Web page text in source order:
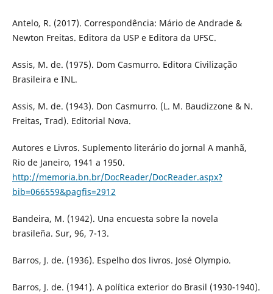
Antelo, R. (2017). Correspondência: Mário de Andrade &
Newton Freitas. Editora da USP e Editora da UFSC.
Assis, M. de. (1975). Dom Casmurro. Editora Civilização
Brasileira e INL.
Assis, M. de. (1943). Don Casmurro. (L. M. Baudizzone & N.
Freitas, Trad). Editorial Nova.
Autores e Livros. Suplemento literário do jornal A manhã,
Rio de Janeiro, 1941 a 1950.
http://memoria.bn.br/DocReader/DocReader.aspx?
bib=066559&pagfis=2912
Bandeira, M. (1942). Una encuesta sobre la novela
brasileña. Sur, 96, 7-13.
Barros, J. de. (1936). Espelho dos livros. José Olympio.
Barros, J. de. (1941). A política exterior do Brasil (1930-1940).